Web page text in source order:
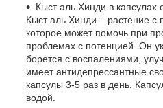
Кыст аль Хинди в капсулах
Кыст аль Хинди – растение с
которое может помочь при
проблемах с потенцией. Он
борется с воспалениями,
имеет антидепрессантные
капсулы 3-5 раз в день.
водой.